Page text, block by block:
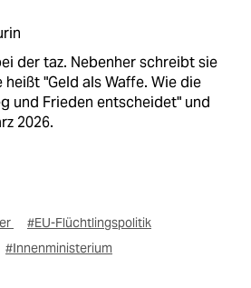
der taz. Nebenher schreibt sie
heißt "Geld als Waffe. Wie die
und Frieden entscheidet" und
2026.
#EU-Flüchtlingspolitik
#Innenministerium